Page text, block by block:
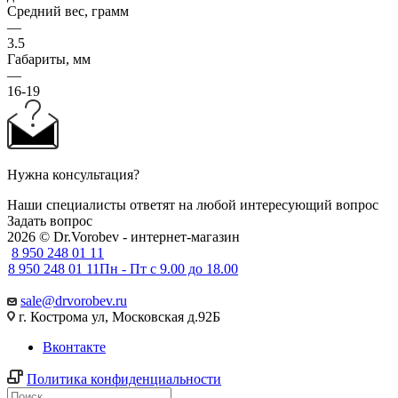
Средний вес, грамм
—
3.5
Габариты, мм
—
16-19
Нужна консультация?
Наши специалисты ответят на любой интересующий вопрос
Задать вопрос
2026 © Dr.Vorobev - интернет-магазин
8 950 248 01 11
8 950 248 01 11Пн - Пт с 9.00 до 18.00
sale@drvorobev.ru
г. Кострома ул, Московская д.92Б
Вконтакте
Политика конфиденциальности